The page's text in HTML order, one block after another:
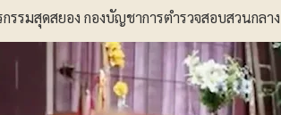
รรมสุดสยอง กองบัญชาการตำรวจสอบสวนกลาง